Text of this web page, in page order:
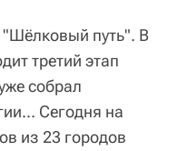
"Шёлковый путь". В
третий этап
собрал
Сегодня на
из 23 городов